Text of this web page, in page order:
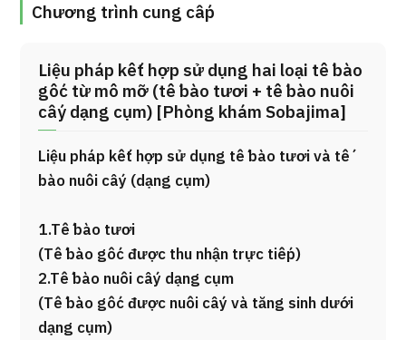
Chương trình cung cấp
Liệu pháp kết hợp sử dụng hai loại tế bào
gốc từ mô mỡ (tế bào tươi + tế bào nuôi
cấy dạng cụm) [Phòng khám Sobajima]
Liệu pháp kết hợp sử dụng tế bào tươi và tế
bào nuôi cấy (dạng cụm)
1.Tế bào tươi
(Tế bào gốc được thu nhận trực tiếp)
2.Tế bào nuôi cấy dạng cụm
(Tế bào gốc được nuôi cấy và tăng sinh dưới
dạng cụm)